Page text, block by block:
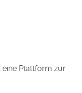
eine Plattform zur